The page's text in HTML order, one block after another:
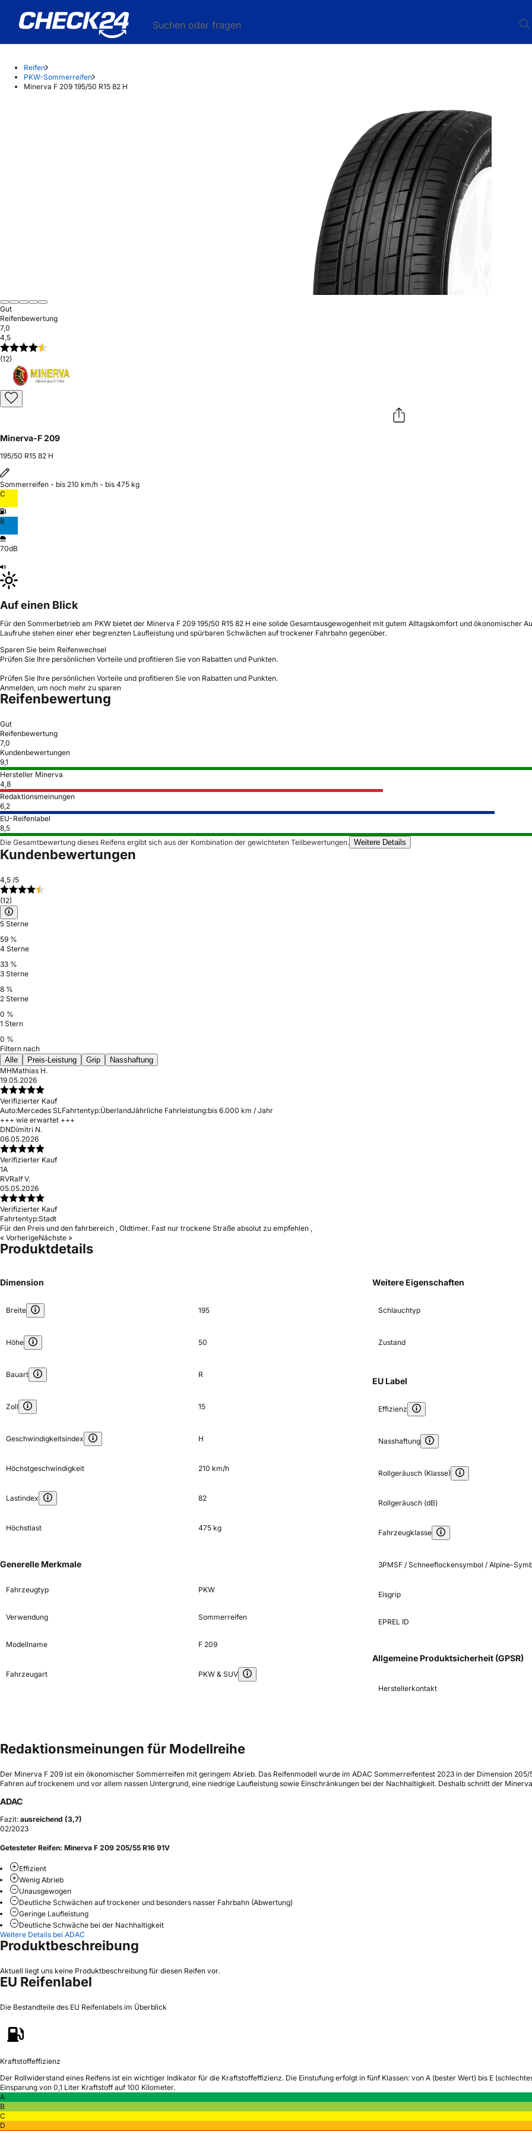
Suchen oder fragen
Reifen
PKW-Sommerreifen
Minerva F 209 195/50 R15 82 H
Gut
Reifenbewertung
7,0
4,5
(12)
Minerva-F 209
195/50 R15 82 H
Sommerreifen - bis 210 km/h - bis 475 kg
C
B
70dB
Auf einen Blick
Für den Sommerbetrieb am PKW bietet der Minerva F 209 195/50 R15 82 H eine solide Gesamtausgewogenheit mit gutem Alltagskomfort und ökonomischer
Laufruhe stehen einer eher begrenzten Laufleistung und spürbaren Schwächen auf trockener Fahrbahn gegenüber.
Sparen Sie beim Reifenwechsel
Prüfen Sie Ihre persönlichen Vorteile und profitieren Sie von Rabatten und Punkten.
Prüfen Sie Ihre persönlichen Vorteile und profitieren Sie von Rabatten und Punkten.
Anmelden, um noch mehr zu sparen
Reifenbewertung
Gut
Reifenbewertung
7,0
Kundenbewertungen
9,1
Hersteller Minerva
4,8
Redaktionsmeinungen
6,2
EU-Reifenlabel
8,5
Die Gesamtbewertung dieses Reifens ergibt sich aus der Kombination der gewichteten Teilbewertungen. Weitere Details
Kundenbewertungen
4,5 /5
(12)
5 Sterne
59 %
4 Sterne
33 %
3 Sterne
8 %
2 Sterne
0 %
1 Stern
0 %
Filtern nach
Alle
Preis-Leistung Grip
Nasshaftung
MHMathias H.
19.05.2026
Verifizierter Kauf
Auto:Mercedes SL Fahrtentyp:ÜberlandJährliche Fahrleistung:bis 6.000 km / Jahr
+++ wie erwartet +++
DNDimitri N.
06.05.2026
Verifizierter Kauf
1A
RVRalf V.
05.05.2026
Verifizierter Kauf
Fahrtentyp:Stadt
Für den Preis und den fahrbereich , Oldtimer. Fast nur trockene Straße absolut zu empfehlen ,
« VorherigeNächste »
Produktdetails
Dimension
Breite 195
Höhe 50
Bauart R
Zoll 15
Geschwindigkeitsindex H
Höchstgeschwindigkeit 210 km/h
Lastindex 82
Höchstlast 475 kg
Generelle Merkmale
Fahrzeugtyp PKW
Verwendung Sommerreifen
Modellname F 209
Fahrzeugart PKW & SUV
Weitere Eigenschaften
Schlauchtyp
Zustand
EU Label
Effizienz
Nasshaftung
Rollgeräusch (Klasse)
Rollgeräusch (dB)
Fahrzeugklasse
3PMSF / Schneeflockensymbol / Alpine-
Eisgrip
EPREL ID
Allgemeine Produktsicherheit (GPSR)
Herstellerkontakt
Redaktionsmeinungen für Modellreihe
Der Minerva F 209 ist ein ökonomischer Sommerreifen mit geringem Abrieb. Das Reifenmodell wurde im ADAC Sommerreifentest 2023 in der Dimension
Fahren auf trockenem und vor allem nassen Untergrund, eine niedrige Laufleistung sowie Einschränkungen bei der Nachhaltigkeit. Deshalb schnitt der
ADAC
Fazit: ausreichend (3,7)
02/2023
Getesteter Reifen: Minerva F 209 205/55 R16 91V
Effizient
Wenig Abrieb
Unausgewogen
Deutliche Schwächen auf trockener und besonders nasser Fahrbahn (Abwertung)
Geringe Laufleistung
Deutliche Schwäche bei der Nachhaltigkeit
Weitere Details bei ADAC
Produktbeschreibung
Aktuell liegt uns keine Produktbeschreibung für diesen Reifen vor.
EU Reifenlabel
Die Bestandteile des EU Reifenlabels im Überblick
Kraftstoffeffizienz
Der Rollwiderstand eines Reifens ist ein wichtiger Indikator für die Kraftstoffeffizienz. Die Einstufung erfolgt in fünf Klassen: von A (bester Wert) bis E
Einsparung von 0,1 Liter Kraftstoff auf 100 Kilometer.
A
B
C
D